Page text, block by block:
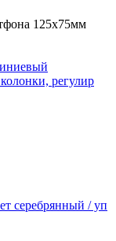
125х75мм
регулир
серебрянный / уп